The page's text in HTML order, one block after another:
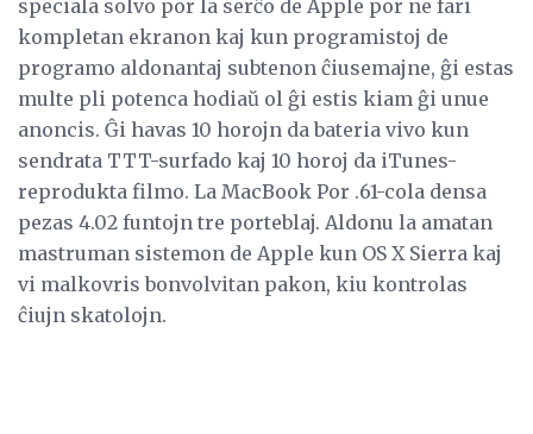
speciala solvo por la serĉo de Apple por ne fari
kompletan ekranon kaj kun programistoj de
programo aldonantaj subtenon ĉiusemajne, ĝi estas
multe pli potenca hodiaŭ ol ĝi estis kiam ĝi unue
anoncis. Ĝi havas 10 horojn da bateria vivo kun
sendrata TTT-surfado kaj 10 horoj da iTunes-
reprodukta filmo. La MacBook Por .61-cola densa
pezas 4.02 funtojn tre porteblaj. Aldonu la amatan
mastruman sistemon de Apple kun OS X Sierra kaj
vi malkovris bonvolvitan pakon, kiu kontrolas
ĉiujn skatolojn.